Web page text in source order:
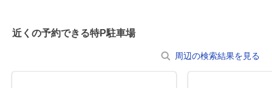
近くの予約できる特P駐車場
周辺の検索結果を見る